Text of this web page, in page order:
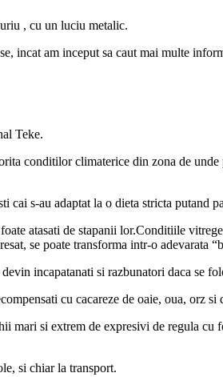
, cu un luciu metalic.
incat am inceput sa caut mai multe
Teke.
conditilor climaterice din zona de
cai s-au adaptat la o dieta stricta putand
atasati de stapanii lor.Conditiile
se poate transforma intr-o adevarata
incapatanati si razbunatori daca se
cu cacareze de oaie, oua, orz si
si extrem de expresivi de regula cu
si chiar la transport.